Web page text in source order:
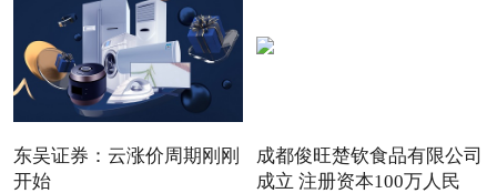
东吴证券：云涨价周期刚刚
开始
成都俊旺楚钦食品有限公司
成立 注册资本100万人民